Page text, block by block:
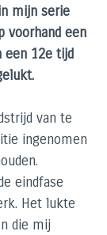
mijn serie
voorhand een
een 12e tijd
van te
ingenomen
eindfase
Het lukte
die mij